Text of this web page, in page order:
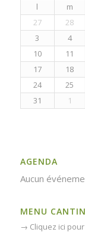
l
m
27
28
3
4
10
11
17
18
24
25
31
1
AGENDA
Aucun
MENU
→ Cliquez ici